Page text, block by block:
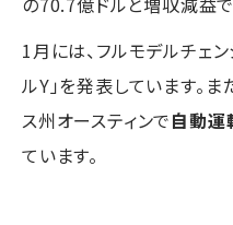
1月には、フルモデルチェ
ルY」を発表しています。
ス州オースティンで自動運
ています。